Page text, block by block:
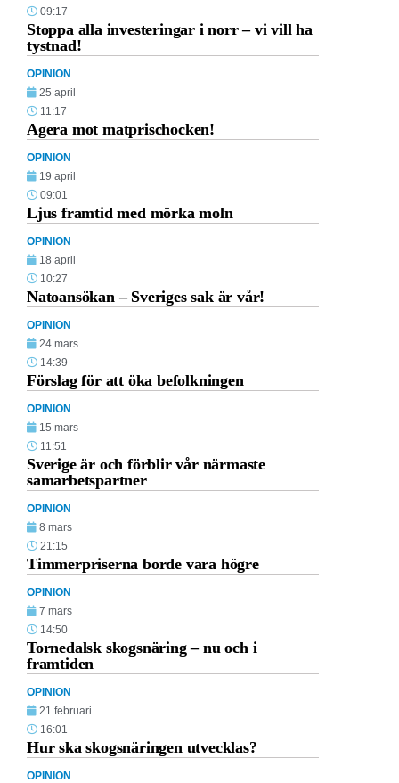
09:17
Stoppa alla investeringar i norr – vi vill ha
tystnad!
OPINION
25 april
11:17
Agera mot matprischocken!
OPINION
19 april
09:01
Ljus framtid med mörka moln
OPINION
18 april
10:27
Natoansökan – Sveriges sak är vår!
OPINION
24 mars
14:39
Förslag för att öka befolkningen
OPINION
15 mars
11:51
Sverige är och förblir vår närmaste
samarbetspartner
OPINION
8 mars
21:15
Timmerpriserna borde vara högre
OPINION
7 mars
14:50
Tornedalsk skogsnäring – nu och i
framtiden
OPINION
21 februari
16:01
Hur ska skogsnäringen utvecklas?
OPINION